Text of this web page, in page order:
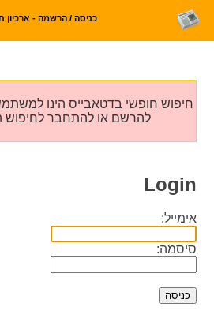
כניסה / הרשמה - ארכיון
ניתוח חדשות
עלינו
חיפוש חופשי בדטאבייס הינו
להרשם או להתחבר לחיפוש
Login
אימייל:
סיסמה: